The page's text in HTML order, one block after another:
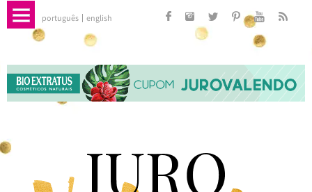
português english